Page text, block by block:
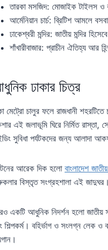
তারকা মসজিদ: মোজাইক টাইলস
আর্মেনিয়ান চার্চ: ব্রিটিশ আমলে
ঢাকেশ্বরী মন্দির: জাতীয় মন্দির
শাঁখারীবাজার: প্রাচীন ঐতিহ্য আর
ঢাকার চিত্র
মেট্রো চালুর ফলে রাজধানী
এই জলাভূমি ঘিরে নির্মিত
সুবিধা পর্যটকদের জন্য আলাদা
আরেক দিক হলো বাংলাদেশ
বিস্তৃত সংগ্রহশালা এই জাদুঘর।
একটি আধুনিক নিদর্শন হলো জাতীয়
শিল্পকর্ম। বহির্ভাগ ও সংলগ্ন লেক